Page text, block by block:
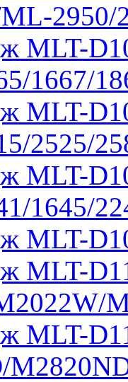
2950/
MLT-
1667/
MLT-
2525/
MLT-
1645/
MLT-
MLT-
MLT-